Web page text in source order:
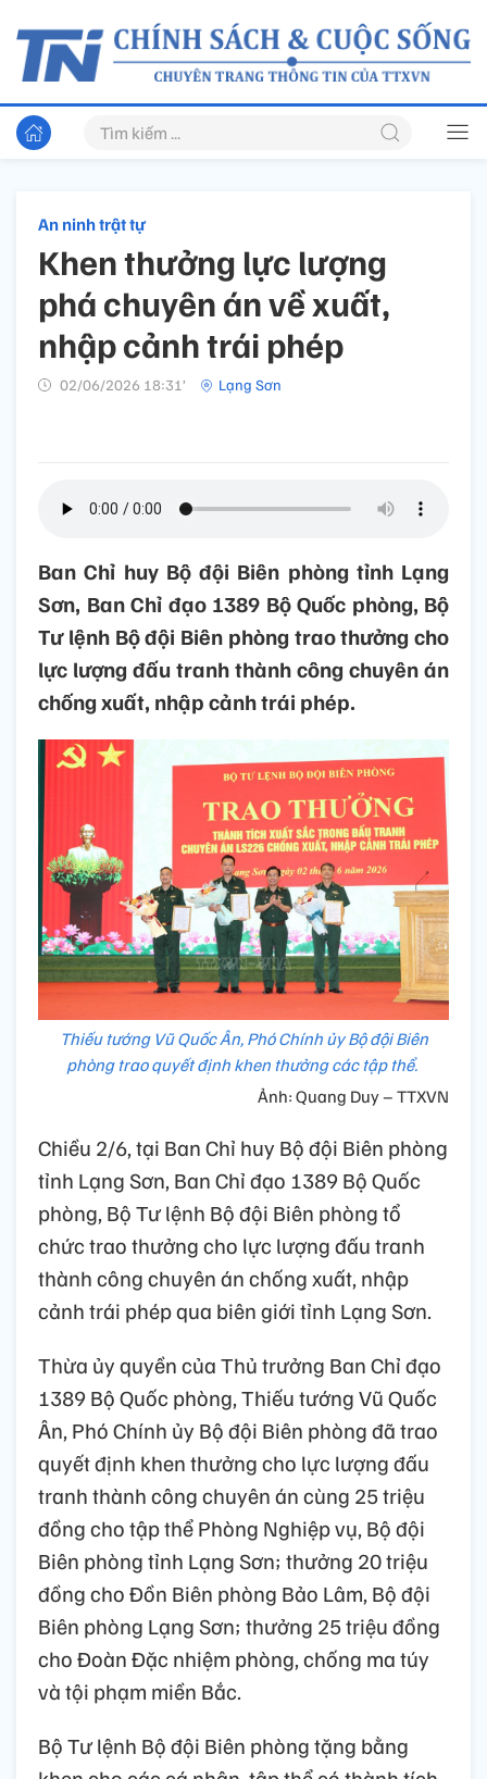
An ninh trật tự
Khen thưởng lực lượng
phá chuyên án về xuất,
nhập cảnh trái phép
02/06/2026 18:31’ Lạng Sơn
Ban Chỉ huy Bộ đội Biên phòng tỉnh Lạng
Sơn, Ban Chỉ đạo 1389 Bộ Quốc phòng, Bộ
Tư lệnh Bộ đội Biên phòng trao thưởng cho
lực lượng đấu tranh thành công chuyên án
chống xuất, nhập cảnh trái phép.
Thiếu tướng Vũ Quốc Ân, Phó Chính ủy Bộ đội Biên
phòng trao quyết định khen thưởng các tập thể.
Ảnh: Quang Duy – TTXVN
Chiều 2/6, tại Ban Chỉ huy Bộ đội Biên phòng
tỉnh Lạng Sơn, Ban Chỉ đạo 1389 Bộ Quốc
phòng, Bộ Tư lệnh Bộ đội Biên phòng tổ
chức trao thưởng cho lực lượng đấu tranh
thành công chuyên án chống xuất, nhập
cảnh trái phép qua biên giới tỉnh Lạng Sơn.
Thừa ủy quyền của Thủ trưởng Ban Chỉ đạo
1389 Bộ Quốc phòng, Thiếu tướng Vũ Quốc
Ân, Phó Chính ủy Bộ đội Biên phòng đã trao
quyết định khen thưởng cho lực lượng đấu
tranh thành công chuyên án cùng 25 triệu
đồng cho tập thể Phòng Nghiệp vụ, Bộ đội
Biên phòng tỉnh Lạng Sơn; thưởng 20 triệu
đồng cho Đồn Biên phòng Bảo Lâm, Bộ đội
Biên phòng Lạng Sơn; thưởng 25 triệu đồng
cho Đoàn Đặc nhiệm phòng, chống ma túy
và tội phạm miền Bắc.
Bộ Tư lệnh Bộ đội Biên phòng tặng bằng